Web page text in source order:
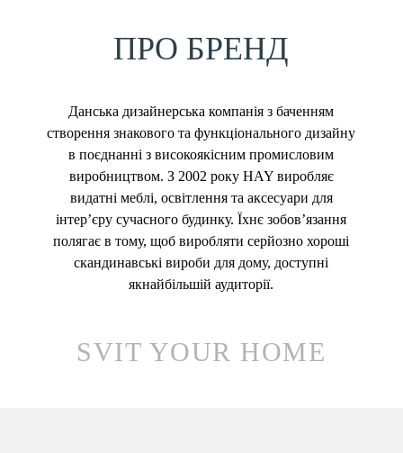
ПРО БРЕНД
Данська дизайнерська компанія з баченням
створення знакового та функціонального дизайну
в поєднанні з високоякісним промисловим
виробництвом. З 2002 року HAY виробляє
видатні меблі, освітлення та аксесуари для
інтер’єру сучасного будинку. Їхнє зобов’язання
полягає в тому, щоб виробляти серйозно хороші
скандинавські вироби для дому, доступні
якнайбільшій аудиторії.
SVIT YOUR HOME